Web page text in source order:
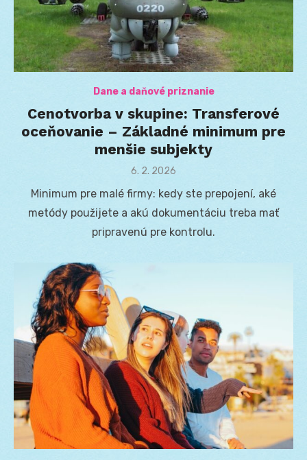
Dane a daňové priznanie
Cenotvorba v skupine: Transferové
oceňovanie – Základné minimum pre
menšie subjekty
Posted
6. 2. 2026
Minimum pre malé firmy: kedy ste prepojení, aké
metódy použijete a akú dokumentáciu treba mať
pripravenú pre kontrolu.